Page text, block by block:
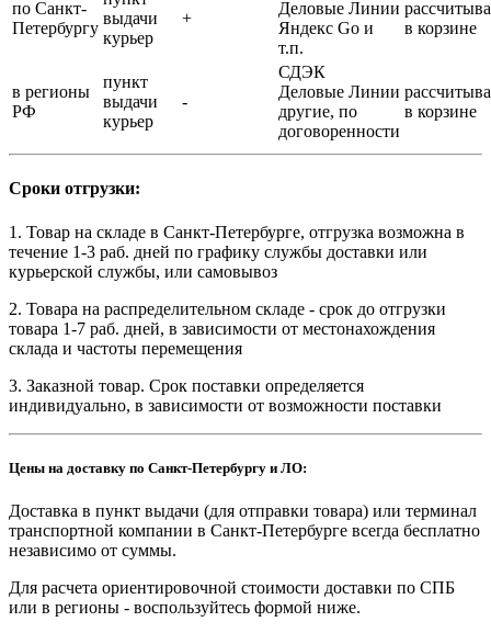
по Санкт-
Петербургу
выдачи
курьер
+
Деловые Линии
Яндекс Go и
т.п.
в корзине
в регионы
РФ
пункт
выдачи
курьер
-
СДЭК
Деловые Линии
другие, по
договоренности
в корзине
Сроки отгрузки:
1. Товар на складе в Санкт-Петербурге, отгрузка возможна в
течение 1-3 раб. дней по графику службы доставки или
курьерской службы, или самовывоз
2. Товара на распределительном складе - срок до отгрузки
товара 1-7 раб. дней, в зависимости от местонахождения
склада и частоты перемещения
3. Заказной товар. Срок поставки определяется
индивидуально, в зависимости от возможности поставки
Цены на доставку по Санкт-Петербургу и ЛО:
Доставка в пункт выдачи (для отправки товара) или терминал
транспортной компании в Санкт-Петербурге всегда бесплатно
независимо от суммы.
Для расчета ориентировочной стоимости доставки по СПБ
или в регионы - воспользуйтесь формой ниже.